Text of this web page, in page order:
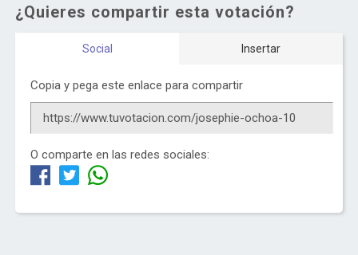
¿Quieres compartir esta votación?
Social Insertar
Copia y pega este enlace para compartir
O comparte en las redes sociales: